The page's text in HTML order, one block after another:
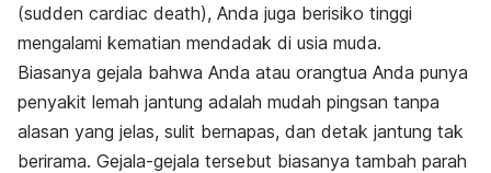
(sudden cardiac death), Anda juga berisiko tinggi
mengalami kematian mendadak di usia muda.
Biasanya gejala bahwa Anda atau orangtua Anda punya
penyakit lemah jantung adalah mudah pingsan tanpa
alasan yang jelas, sulit bernapas, dan detak jantung tak
berirama. Gejala-gejala tersebut biasanya tambah parah